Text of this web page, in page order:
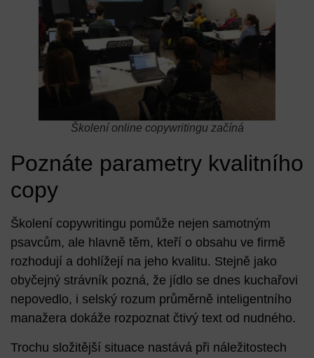
Školení online copywritingu začíná
Poznáte parametry kvalitního
copy
Školení copywritingu pomůže nejen samotným
psavcům, ale hlavně těm, kteří o obsahu ve firmě
rozhodují a dohlížejí na jeho kvalitu. Stejně jako
obyčejný strávník pozná, že jídlo se dnes kuchařovi
nepovedlo, i selský rozum průměrně inteligentního
manažera dokáže rozpoznat čtivý text od nudného.
Trochu složitější situace nastává při náležitostech